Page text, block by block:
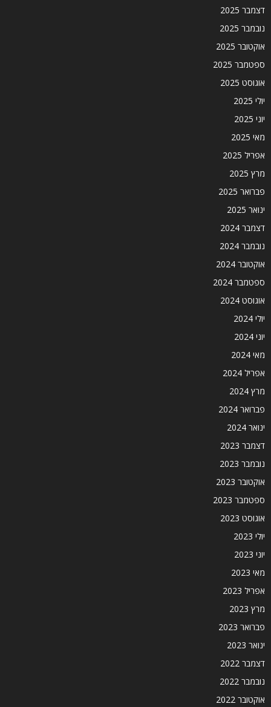
דצמבר 2025
נובמבר 2025
אוקטובר 2025
ספטמבר 2025
אוגוסט 2025
יולי 2025
יוני 2025
מאי 2025
אפריל 2025
מרץ 2025
פברואר 2025
ינואר 2025
דצמבר 2024
נובמבר 2024
אוקטובר 2024
ספטמבר 2024
אוגוסט 2024
יולי 2024
יוני 2024
מאי 2024
אפריל 2024
מרץ 2024
פברואר 2024
ינואר 2024
דצמבר 2023
נובמבר 2023
אוקטובר 2023
ספטמבר 2023
אוגוסט 2023
יולי 2023
יוני 2023
מאי 2023
אפריל 2023
מרץ 2023
פברואר 2023
ינואר 2023
דצמבר 2022
נובמבר 2022
אוקטובר 2022